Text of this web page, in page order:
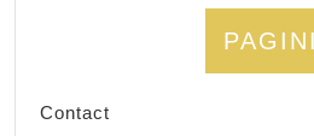
PAGINI
Contact